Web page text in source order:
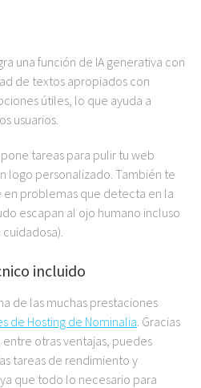
una función de IA generativa con
de textos apropiados con
útiles, lo que ayuda a
usuarios.
tareas para pulir tu web
logo personalizado. También te
en problemas que detecta en la
escapan al ojo humano incluso
incluido
de las muchas prestaciones
de Hosting de Nominalia. Gracias
otras ventajas, puedes
tareas de rendimiento y
que todo lo necesario para